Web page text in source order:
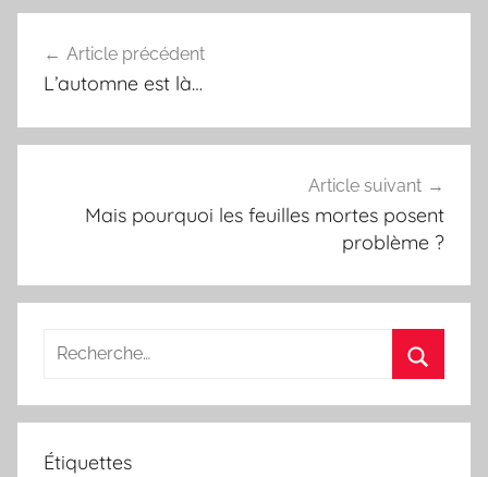
o
r
e
t
Navigation
de
l’article
Article précédent
L’automne est là…
Article suivant
Mais pourquoi les feuilles mortes posent
problème ?
Étiquettes